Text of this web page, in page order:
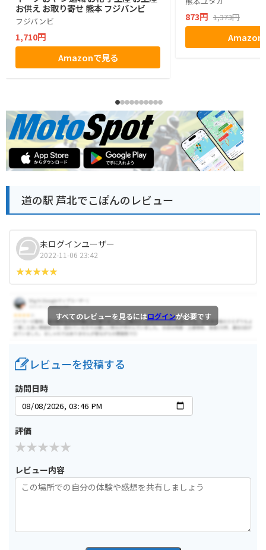
お供え お取り寄せ 熊本 フジバンビ
フジバンビ
1,710円
Amazonで見る
873円 1,373円
Amazon
道の駅 芦北でこぽんのレビュー
未ログインユーザー
2022-11-06 23:42
すべてのレビューを見るにはログインが必要です
レビューを投稿する
訪問日時
評価
レビュー内容